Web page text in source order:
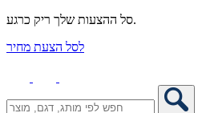
סל ההצעות שלך ריק כרגע.
לסל הצעת מחיר